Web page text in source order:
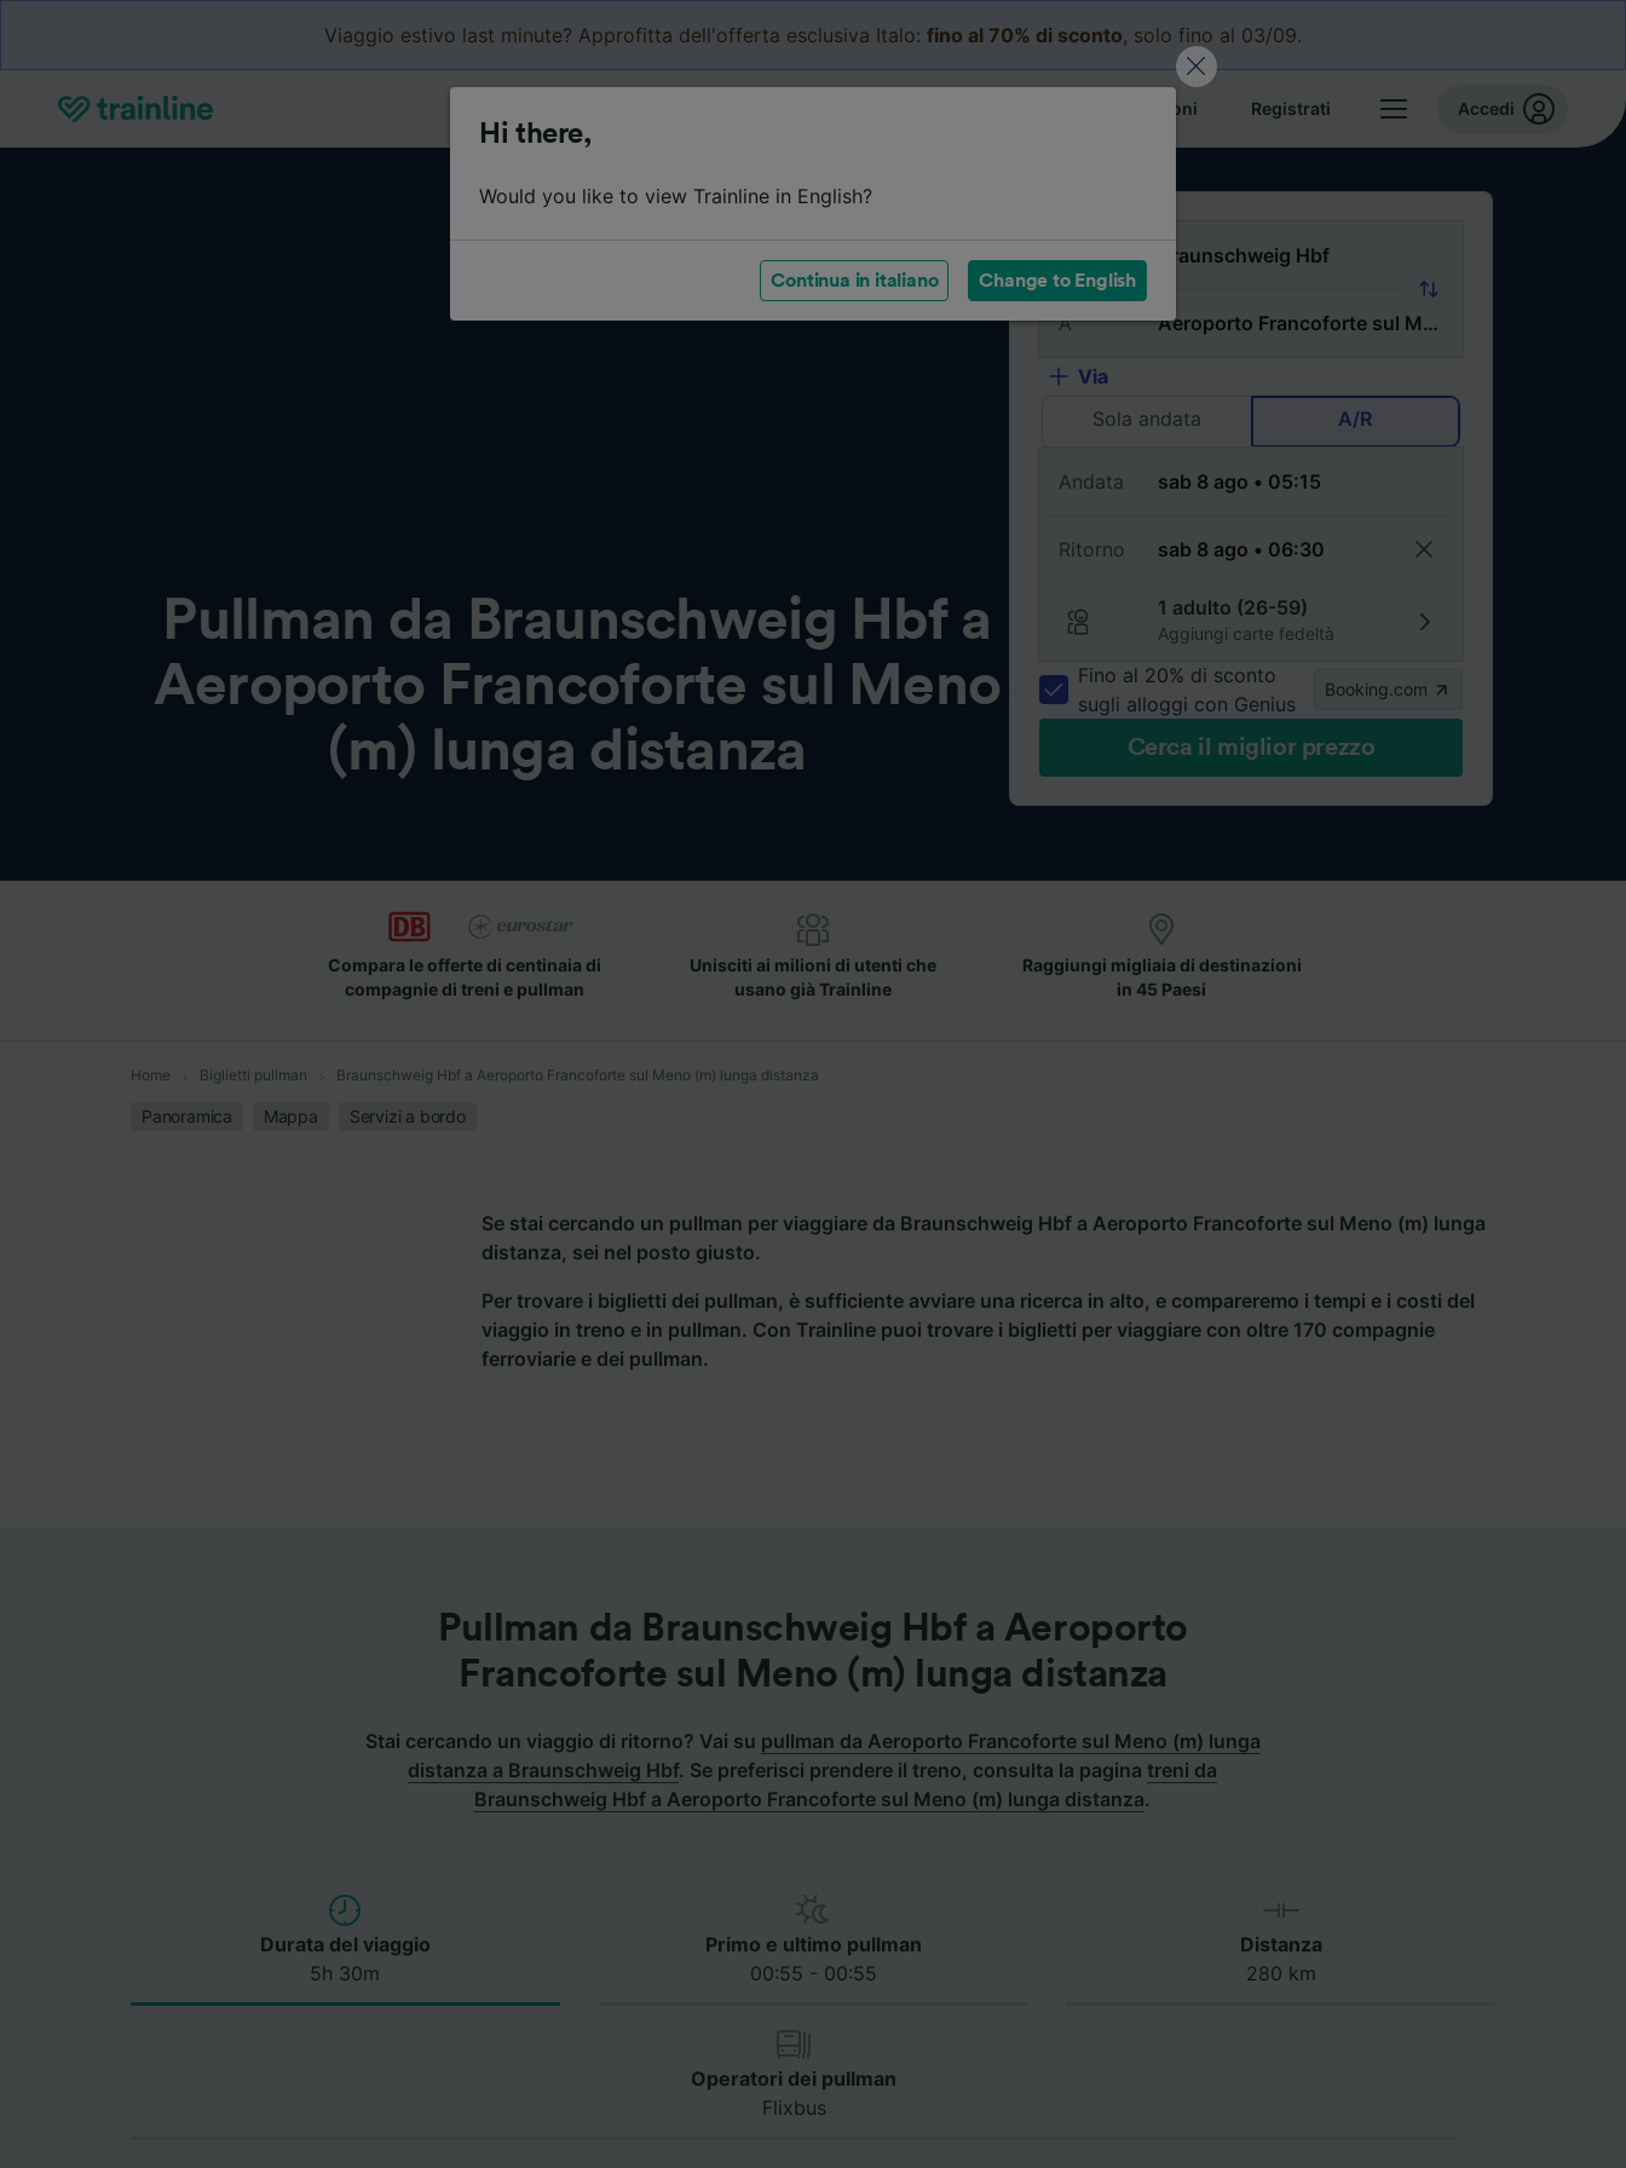
Viaggio estivo last minute? Approfitta dell'offerta esclusiva Italo: fino al 70% di sconto, solo fino al 03/09.
Le mie prenotazioni Registrati Accedi
Pullman da Braunschweig Hbf a
Aeroporto Francoforte sul Meno
(m) lunga distanza
Da
A
Via
Sola andata
A/R
Andata
Ritorno
1 adulto (26-59)
Aggiungi carte fedeltà
Fino al 20% di sconto
sugli alloggi con Genius
Booking.com
Cerca il miglior prezzo
Compara le offerte di centinaia di
compagnie di treni e pullman
Unisciti ai milioni di utenti che
usano già Trainline
Raggiungi migliaia di destinazioni
in 45 Paesi
Home Biglietti pullman Braunschweig Hbf a Aeroporto Francoforte sul Meno (m) lunga distanza
Panoramica Mappa Servizi a bordo
Se stai cercando un pullman per viaggiare da Braunschweig Hbf a Aeroporto Francoforte sul Meno (m) lunga
distanza, sei nel posto giusto.
Per trovare i biglietti dei pullman, è sufficiente avviare una ricerca in alto, e compareremo i tempi e i costi del
viaggio in treno e in pullman. Con Trainline puoi trovare i biglietti per viaggiare con oltre 170 compagnie
ferroviarie e dei pullman.
Pullman da Braunschweig Hbf a Aeroporto
Francoforte sul Meno (m) lunga distanza
Stai cercando un viaggio di ritorno? Vai su pullman da Aeroporto Francoforte sul Meno (m) lunga
distanza a Braunschweig Hbf. Se preferisci prendere il treno, consulta la paginatreni da
Braunschweig Hbf a Aeroporto Francoforte sul Meno (m) lunga distanza.
Durata del viaggio
5h 30m
Primo e ultimo pullman
00:55 - 00:55
Distanza
280 km
Operatori dei pullman
Flixbus
Hi there,
Would you like to view Trainline in English?
Continua in italiano Change to English